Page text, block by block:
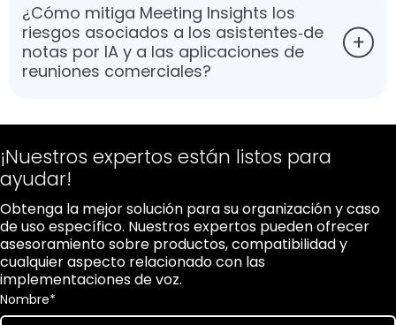
¿Cómo mitiga Meeting Insights los
riesgos asociados a los asistentes‑de
notas por IA y a las aplicaciones de
reuniones comerciales?
¡Nuestros expertos están listos para
ayudar!
Obtenga la mejor solución para su organización y caso
de uso específico. Nuestros expertos pueden ofrecer
asesoramiento sobre productos, compatibilidad y
cualquier aspecto relacionado con las
implementaciones de voz.
Nombre*